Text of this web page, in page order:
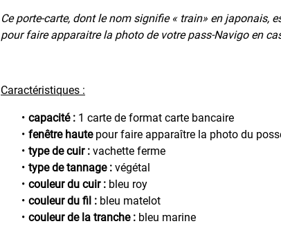
Ce porte-carte, dont le nom signifie « train» en japonais,
pour faire apparaitre la photo de votre pass-Navigo en
Caractéristiques :
capacité : 1 carte de format carte bancaire
fenêtre hautepour faire apparaître la photo du
type de cuir : vachette ferme
type de tannage : végétal
couleur du cuir : bleu roy
couleur du fil : bleu matelot
couleur de la tranche : bleu marine